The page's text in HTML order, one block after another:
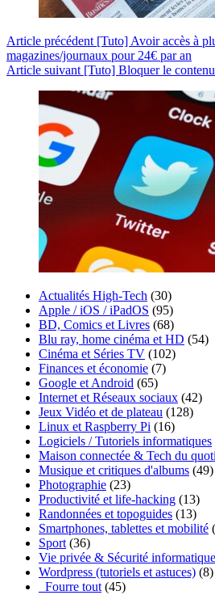
Article précédent [Tuto] Avoir accès à
magazines/journaux pour 24€ par an
Article suivant [Tuto] Bloquer le
Actualités High-Tech (30)
Apple / iOS / iPadOS (95)
BD, Comics et Livres (68)
Blu ray, home cinéma et HD (54)
Cinéma et Séries TV (102)
Finances et économie (7)
Google et Android (65)
Internet et Réseaux sociaux (42)
Jeux Vidéo et de plateau (128)
Linux et Raspberry Pi (16)
Logiciels / Tutoriels informatiques
Maison connectée & Tech du
Musique et critiques d'albums (49)
Photographie (23)
Productivité et life-hacking (13)
Randonnées et topoguides (13)
Smartphones, tablettes et mobilité
Sport (36)
Vie privée & Sécurité informatique
Wordpress (tutoriels et astuces) (8)
_Fourre tout (45)